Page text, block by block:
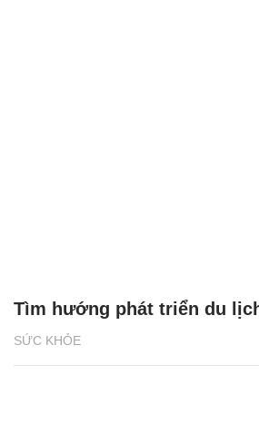
SỨC KHỎE
Tìm hướng phát triển du